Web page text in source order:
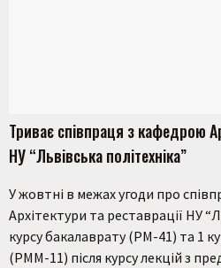
Триває співпраця з кафедрою
НУ “Львівська політехніка”
У жовтні в межах угоди про
Архітектури та реставрації НУ
курсу бакалаврату (РМ-41) та 1
(РММ-11) після курсу лекцій з